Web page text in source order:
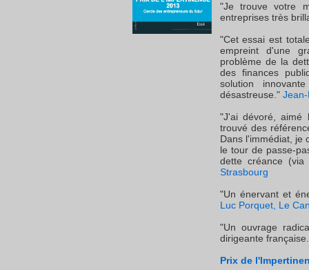
"Je trouve votre
entreprises très
"Cet essai est
empreint d'une
problème de la
des finances
solution
désastreuse."
"J'ai dévoré, aimé
trouvé des
Dans l'immédiat, je
le tour de passe-
dette créance
Strasbourg
"Un énervant et
Luc Porquet, Le
"Un ouvrage
dirigeante
Prix de